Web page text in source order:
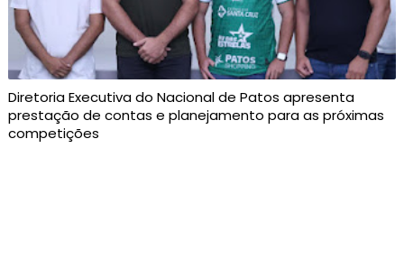
Diretoria Executiva do Nacional de Patos apresenta
prestação de contas e planejamento para as próximas
competições